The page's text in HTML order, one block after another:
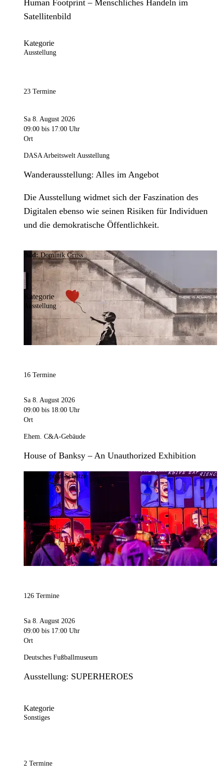
Human Footprint – Menschliches Handeln im
Satellitenbild
Kategorie
Ausstellung
23 Termine
Sa 8. August 2026
09:00 bis 17:00 Uhr
Ort
DASA Arbeitswelt Ausstellung
Wanderausstellung: Alles im Angebot
Die Ausstellung widmet sich der Faszination des
Digitalen ebenso wie seinen Risiken für Individuen
und die demokratische Öffentlichkeit.
Bild:Dominik Gruss
Kategorie
Ausstellung
16 Termine
Sa 8. August 2026
09:00 bis 18:00 Uhr
Ort
Ehem. C&A-Gebäude
House of Banksy – An Unauthorized Exhibition
Stephan Schütze
Kategorie
Ausstellung
126 Termine
Sa 8. August 2026
09:00 bis 17:00 Uhr
Ort
Deutsches Fußballmuseum
Ausstellung: SUPERHEROES
Kategorie
Sonstiges
2 Termine